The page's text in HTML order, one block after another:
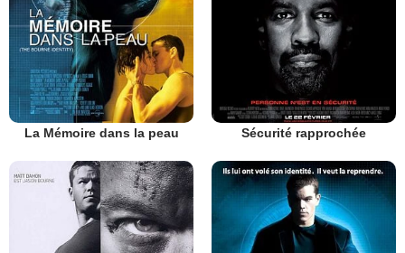
La Mémoire dans la peau Sécurité rapprochée